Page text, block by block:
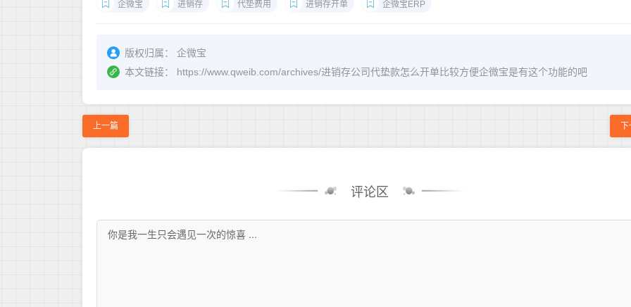
企微宝 进销存 代垫费用 进销存开单 企微宝ERP
版权归属：
企微宝
本文链接：
https://www.qweib.com/archives/进销存公司代垫款怎么开单比较方便企微宝是有这个功能的吧
上一篇
评论区